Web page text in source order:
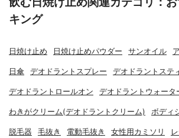
キング
日焼け止め 日焼け止めパウダー サンオイル
日傘 デオドラントスプレー デオドラントステ
デオドラントロールオン デオドラントウォータ
わきがクリーム(デオドラントクリーム) ボディ
脱毛器 毛抜き 電動毛抜き 女性用カミソリ